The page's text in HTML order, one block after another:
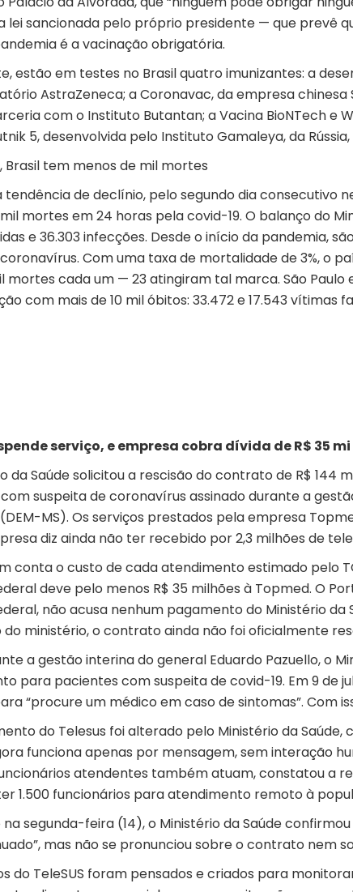
lei sancionada pelo próprio presidente — que prevê
é a vacinação obrigatória.
estão em testes no Brasil quatro imunizantes: a
AstraZeneca; a Coronavac, da empresa chinesa
com o Instituto Butantan; a Vacina BioNTech e
5, desenvolvida pelo Instituto Gamaleya, da
Brasil tem menos de mil mortes
tendência de declínio, pelo segundo dia consecutivo
mortes em 24 horas pela covid-19. O balanço do
e 36.303 infecções. Desde o início da pandemia,
Com uma taxa de mortalidade de 3%, o
mortes cada um — 23 atingiram tal marca. São Paulo
com mais de 10 mil óbitos: 33.472 e 17.543 vítimas
serviço, e empresa cobra dívida de R$ 35
da Saúde solicitou a rescisão do contrato de R$
suspeita de coronavírus assinado durante a
MS). Os serviços prestados pela empresa
diz ainda não ter recebido por 2,3 milhões de
conta o custo de cada atendimento estimado pelo
deve pelo menos R$ 35 milhões à Topmed. O
não acusa nenhum pagamento do Ministério da
do ministério, o contrato ainda não foi oficialmente
a gestão interina do general Eduardo Pazuello, o
para pacientes com suspeita de covid-19. Em 9 de
“procure um médico em caso de sintomas”. Com
do Telesus foi alterado pelo Ministério da
funciona apenas por mensagem, sem interação
atendentes também atuam, constatou a
1.500 funcionários para atendimento remoto à
segunda-feira (14), o Ministério da Saúde
mas não se pronunciou sobre o contrato nem
do TeleSUS foram pensados e criados para